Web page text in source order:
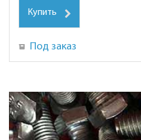
Купить
Под заказ